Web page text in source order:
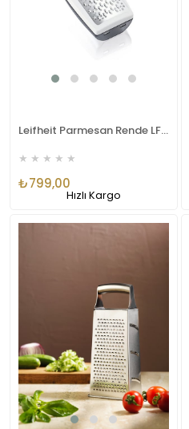
Leifheit Parmesan Rende LFH3150
★ ★ ★ ★ ★
₺799,00
Hızlı Kargo